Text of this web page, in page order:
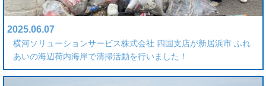
2025.06.07
横河ソリューションサービス株式会社 四国支店が新居浜市 ふれ
あいの海辺荷内海岸で清掃活動を行いました！